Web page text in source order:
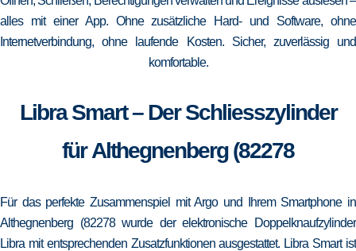
alles mit einer App. Ohne zusätzliche Hard- und Software, ohne
Internetverbindung, ohne laufende Kosten. Sicher, zuverlässig und
komfortable.
Libra Smart – Der Schliesszylinder
für Althegnenberg (82278
Für das perfekte Zusammenspiel mit Argo und Ihrem Smartphone in
Althegnenberg (82278 wurde der elektronische Doppelknaufzylinder
Libra mit entsprechenden Zusatzfunktionen ausgestattet. Libra Smart ist